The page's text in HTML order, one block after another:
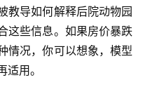
教导如何解释后院动物园
这些信息。如果房价暴跌
情况，你可以想象，模型
用。